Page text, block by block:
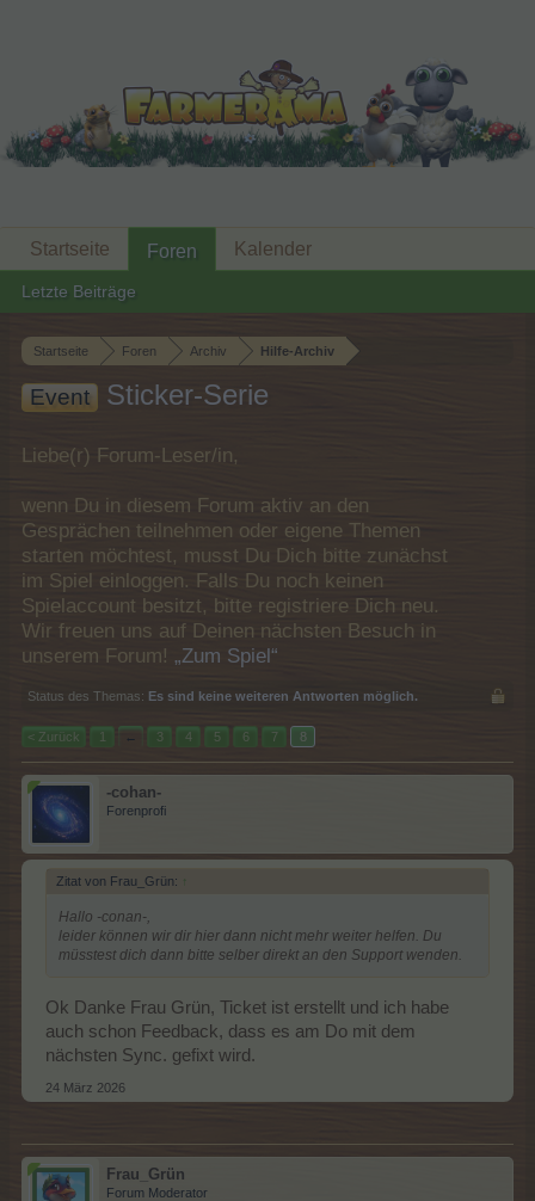
Startseite Foren Archiv Hilfe-Archiv
Event Sticker-Serie
Liebe(r) Forum-Leser/in,
wenn Du in diesem Forum aktiv an den
Gesprächen teilnehmen oder eigene Themen
starten möchtest, musst Du Dich bitte zunächst
im Spiel einloggen. Falls Du noch keinen
Spielaccount besitzt, bitte registriere Dich neu.
Wir freuen uns auf Deinen nächsten Besuch in
unserem Forum! „Zum Spiel“
Status des Themas: Es sind keine weiteren Antworten möglich.
< Zurück 1 ← 3 4 5 6 7 8
-cohan-
Forenprofi
Zitat von Frau_Grün: ↑
Hallo -conan-,
leider können wir dir hier dann nicht mehr weiter helfen. Du
müsstest dich dann bitte selber direkt an den Support wenden.
Ok Danke Frau Grün, Ticket ist erstellt und ich habe
auch schon Feedback, dass es am Do mit dem
nächsten Sync. gefixt wird.
24 März 2026
Frau_Grün
Forum Moderator
Startseite Foren
Letzte Beiträge
Kalender